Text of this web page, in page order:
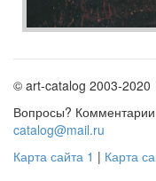
© art-catalog 2003-2020
Вопросы?
catalog@mail.ru
Карта сайта 1 | Карта